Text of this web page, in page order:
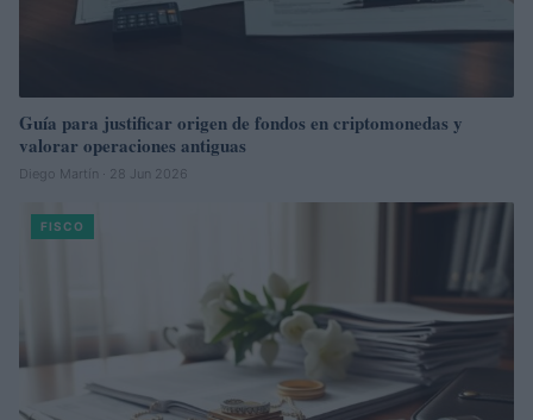
Guía para justificar origen de fondos en criptomonedas y
valorar operaciones antiguas
Diego Martín · 28 Jun 2026
FISCO